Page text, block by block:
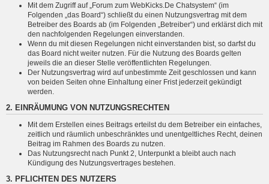
Mit dem Zugriff auf „Forum zum WebKicks.De Chatsystem“ (im
Folgenden „das Board“) schließt du einen Nutzungsvertrag mit dem
Betreiber des Boards ab (im Folgenden „Betreiber“) und erklärst dich mit
den nachfolgenden Regelungen einverstanden.
Wenn du mit diesen Regelungen nicht einverstanden bist, so darfst du
das Board nicht weiter nutzen. Für die Nutzung des Boards gelten
jeweils die an dieser Stelle veröffentlichten Regelungen.
Der Nutzungsvertrag wird auf unbestimmte Zeit geschlossen und kann
von beiden Seiten ohne Einhaltung einer Frist jederzeit gekündigt
werden.
2. EINRÄUMUNG VON NUTZUNGSRECHTEN
Mit dem Erstellen eines Beitrags erteilst du dem Betreiber ein einfaches,
zeitlich und räumlich unbeschränktes und unentgeltliches Recht, deinen
Beitrag im Rahmen des Boards zu nutzen.
Das Nutzungsrecht nach Punkt 2, Unterpunkt a bleibt auch nach
Kündigung des Nutzungsvertrages bestehen.
3. PFLICHTEN DES NUTZERS